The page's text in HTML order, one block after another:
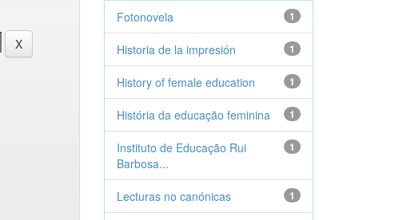
1
Fotonovela
1
Historia de la impresión
1
History of female education
1
História da educação feminina
1
Instituto de Educação Rui
Barbosa...
1
Lecturas no canónicas